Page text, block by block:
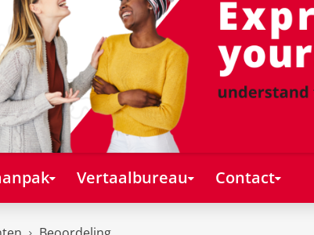
Vertaalbureau Contact